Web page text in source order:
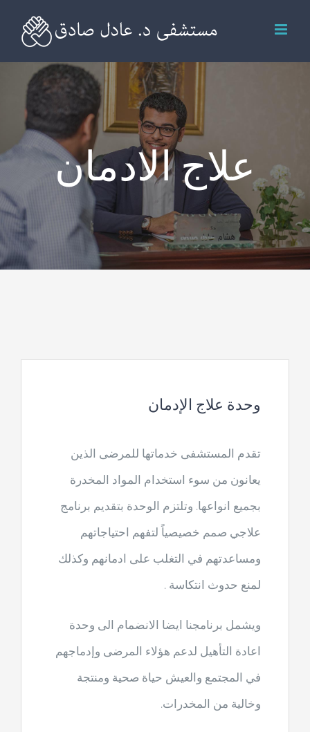
content
علاج الادمان
وحدة علاج الإدمان
تقدم المستشفى خدماتها للمرضى الذين
يعانون من سوء استخدام المواد المخدرة
بجميع انواعها. وتلتزم الوحدة بتقديم برنامج
علاجي صمم خصيصياً لتفهم احتياجاتهم
ومساعدتهم في التغلب على ادمانهم وكذلك
لمنع حدوث انتكاسة .
ويشمل برنامجنا ايضا الانضمام الى وحدة
اعادة التأهيل لدعم هؤلاء المرضى وإدماجهم
في المجتمع والعيش حياة صحية ومنتجة
وخالية من المخدرات.